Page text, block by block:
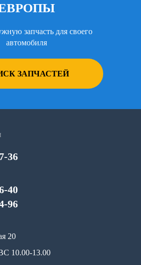
запчасть для своего
автомобиля
ЗАПЧАСТЕЙ
36
40
96
20
10.00-13.00